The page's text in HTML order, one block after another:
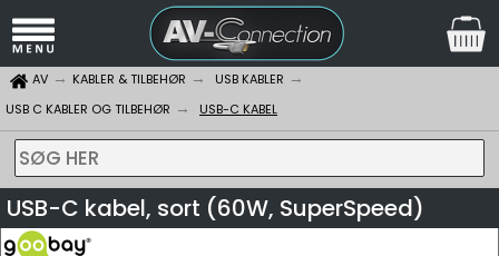
AV KABLER & TILBEHØR
USB KABLER
USB C KABLER OG TILBEHØR
USB-C KABEL
SØG HER
USB-C kabel, sort (60W, SuperSpeed)